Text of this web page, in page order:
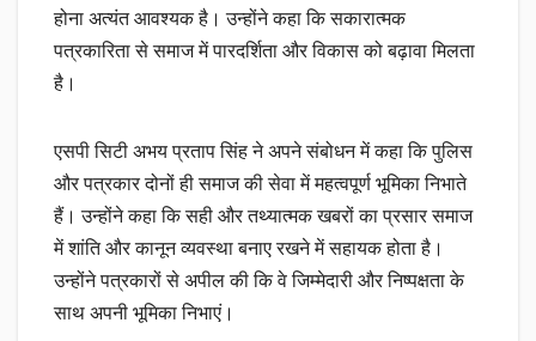
होना अत्यंत आवश्यक है। उन्होंने कहा कि सकारात्मक
पत्रकारिता से समाज में पारदर्शिता और विकास को बढ़ावा मिलता
है।
एसपी सिटी अभय प्रताप सिंह ने अपने संबोधन में कहा कि पुलिस
और पत्रकार दोनों ही समाज की सेवा में महत्वपूर्ण भूमिका निभाते
हैं। उन्होंने कहा कि सही और तथ्यात्मक खबरों का प्रसार समाज
में शांति और कानून व्यवस्था बनाए रखने में सहायक होता है।
उन्होंने पत्रकारों से अपील की कि वे जिम्मेदारी और निष्पक्षता के
साथ अपनी भूमिका निभाएं।